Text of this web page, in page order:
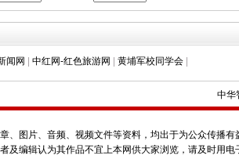
闻网 中红网-红色旅游网 黄埔军校同学会
中华
、图片、音频、视频文件等资料，均出于为公众传播
及编辑认为其作品不宜上本网供大家浏览，请及时用